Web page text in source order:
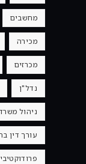
מחשבים
מכירה
מכרזים
נדל"ן
ניהול
עורך דין